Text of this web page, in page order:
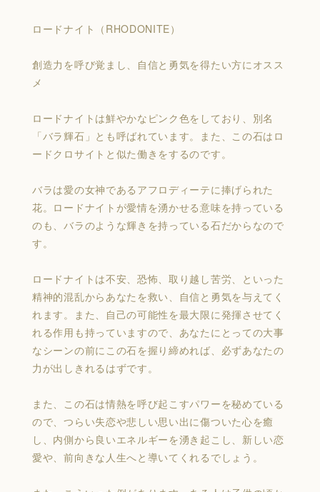
ロードナイト（RHODONITE）
創造力を呼び覚まし、自信と勇気を得たい方にオスス
メ
ロードナイトは鮮やかなピンク色をしており、別名
「バラ輝石」とも呼ばれています。また、この石はロ
ードクロサイトと似た働きをするのです。
バラは愛の女神であるアフロディーテに捧げられた
花。ロードナイトが愛情を湧かせる意味を持っている
のも、バラのような輝きを持っている石だからなので
す。
ロードナイトは不安、恐怖、取り越し苦労、といった
精神的混乱からあなたを救い、自信と勇気を与えてく
れます。また、自己の可能性を最大限に発揮させてく
れる作用も持っていますので、あなたにとっての大事
なシーンの前にこの石を握り締めれば、必ずあなたの
力が出しきれるはずです。
また、この石は情熱を呼び起こすパワーを秘めている
ので、つらい失恋や悲しい思い出に傷ついた心を癒
し、内側から良いエネルギーを湧き起こし、新しい恋
愛や、前向きな人生へと導いてくれるでしょう。